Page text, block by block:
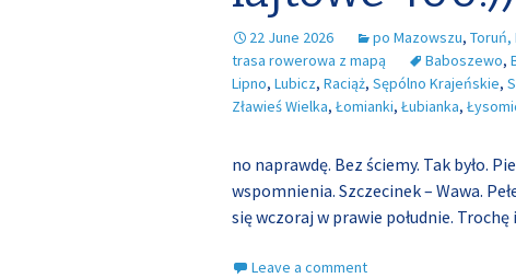
22 June 2026 po Mazowszu,
trasa rowerowa z mapą
Baboszewo,
Lipno, Lubicz, Raciąż, Sępólno Krajeńskie,
Zławieś Wielka, Łomianki, Łubianka,
no naprawdę. Bez ściemy. Tak było.
wspomnienia. Szczecinek – Wawa.
się wczoraj w prawie południe. Trochę
Leave a comment